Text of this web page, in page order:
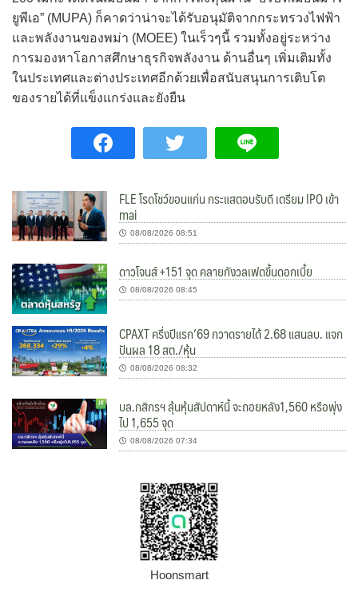
ยูพีเอ” (MUPA) ก็คาดว่าน่าจะได้รับอนุมัติจากกระทรวงไฟฟ้า
และพลังงานของพม่า (MOEE) ในเร็วๆนี้ รวมทั้งอยู่ระหว่าง
การมองหาโอกาสศึกษาธุรกิจพลังงาน ด้านอื่นๆ เพิ่มเติมทั้ง
ในประเทศและต่างประเทศอีกด้วยเพื่อสนับสนุนการเติบโต
ของรายได้ที่แข็งแกร่งและยังยืน
FLE โรดโชว์ขอนแก่น กระแสตอบรับดี เตรียม IPO เข้า
mai
08/08/2026 08:51
ดาวโจนส์ +151 จุด คลายกังวลเฟดขึ้นดอกเบี้ย
08/08/2026 08:45
CPAXT ครึ่งปีแรก’69 กวาดรายได้ 2.68 แสนลบ. แจก
ปันผล 18 สต./หุ้น
08/08/2026 08:32
บล.กสิกรฯ ลุ้นหุ้นสัปดาห์นี้ จะถอยหลัง1,560 หรือพุ่ง
ไป 1,655 จุด
08/08/2026 07:34
Hoonsmart